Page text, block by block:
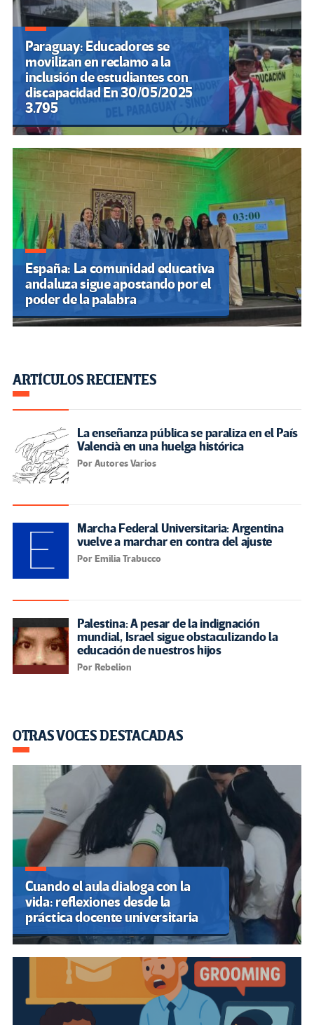
Paraguay: Educadores se
movilizan en reclamo a la
inclusión de estudiantes con
discapacidad En 30/05/2025
3.795
España: La comunidad educativa
andaluza sigue apostando por el
poder de la palabra
ARTÍCULOS RECIENTES
La enseñanza pública se paraliza en el País
Valencià en una huelga histórica
Por Autores Varios
Marcha Federal Universitaria: Argentina
vuelve a marchar en contra del ajuste
Por Emilia Trabucco
Palestina: A pesar de la indignación
mundial, Israel sigue obstaculizando la
educación de nuestros hijos
Por Rebelion
OTRAS VOCES DESTACADAS
Cuando el aula dialoga con la
vida: reflexiones desde la
práctica docente universitaria